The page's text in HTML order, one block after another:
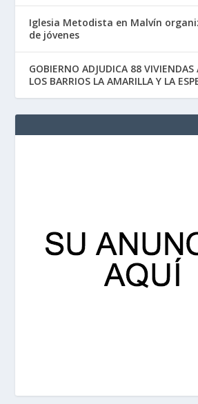
Iglesia Metodista en Malvín
de jóvenes
GOBIERNO ADJUDICA 88 VIVIENDAS
LOS BARRIOS LA AMARILLA Y LA